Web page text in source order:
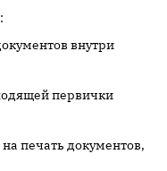
внутри
первички
печать документов,